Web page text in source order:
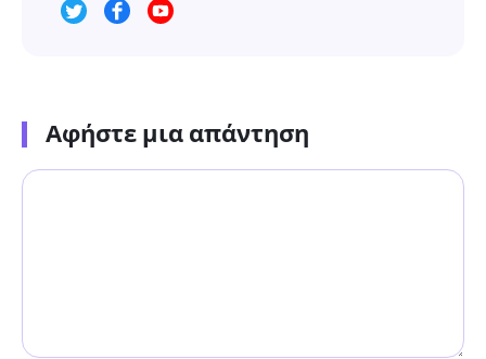
Αφήστε μια απάντηση